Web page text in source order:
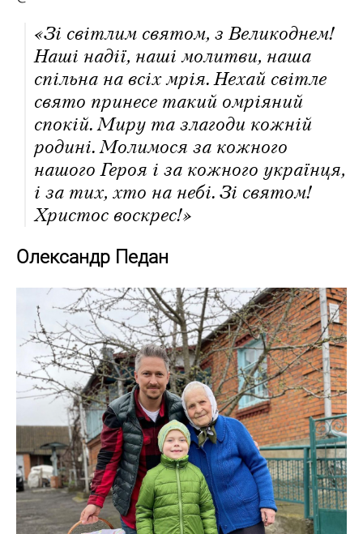
«Зі світлим святом, з Великоднем!
Наші надії, наші молитви, наша
спільна на всіх мрія. Нехай світле
свято принесе такий омріяний
спокій. Миру та злагоди кожній
родині. Молимося за кожного
нашого Героя і за кожного українця,
і за тих, хто на небі. Зі святом!
Христос воскрес!»
Олександр Педан